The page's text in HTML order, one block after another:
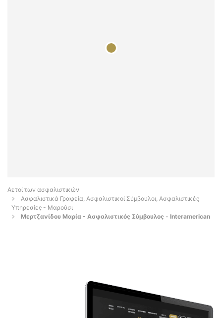
Αετοί των ασφαλιστικών
Ασφαλιστικά Γραφεία, Ασφαλιστικοί Σύμβουλοι, Ασφαλιστικές
Υπηρεσίες - Μαρούσι
Μερτζανίδου Μαρία - Ασφαλιστικός Σύμβουλος - Interamerican